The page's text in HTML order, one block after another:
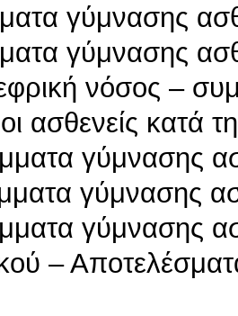
γύμνασης
γύμνασης
νόσος –
ασθενείς κατά
γύμνασης
γύμνασης
γύμνασης
–